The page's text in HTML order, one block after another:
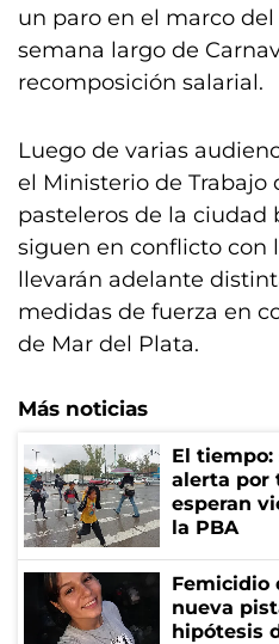
un paro en el marco
semana largo de
recomposición salarial.
Luego de varias
el Ministerio de Trabajo
pasteleros de la ciudad
siguen en conflicto con
llevarán adelante
medidas de fuerza en
de Mar del Plata.
Más noticias
El tiempo:
alerta por
esperan
la PBA
Femicidio
nueva
hipótesis